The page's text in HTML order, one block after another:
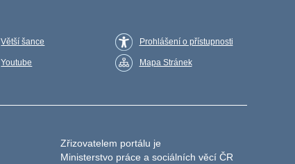
Větší šance
Youtube
Prohlášení o přístupnosti
Mapa Stránek
Zřizovatelem portálu je
Ministerstvo práce a sociálních věcí ČR